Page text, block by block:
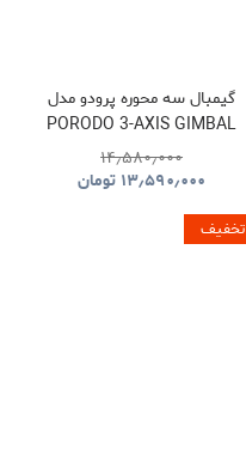
گیمبال سه محوره پرودو مدل
PORODO 3-AXIS GIMBAL
STABILIZER PDLFST127BK
۱۴٫۵۸۰٫۰۰۰
۱۳٫۵۹۰٫۰۰۰ تومان
تخفیف